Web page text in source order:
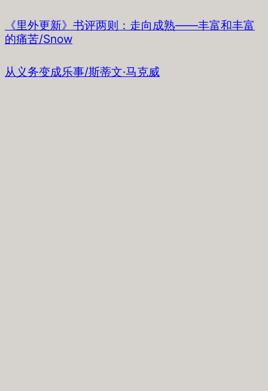
《里外更新》书评两则：走向成熟——丰富和丰富
的痛苦/Snow
从义务变成乐事/斯蒂文·马克威